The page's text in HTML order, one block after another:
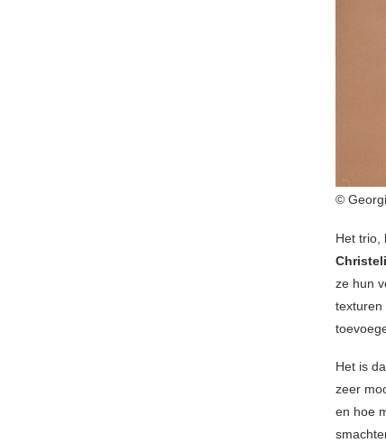
©
Het trio,
ze hun
texturen
Het is
zeer
en hoe